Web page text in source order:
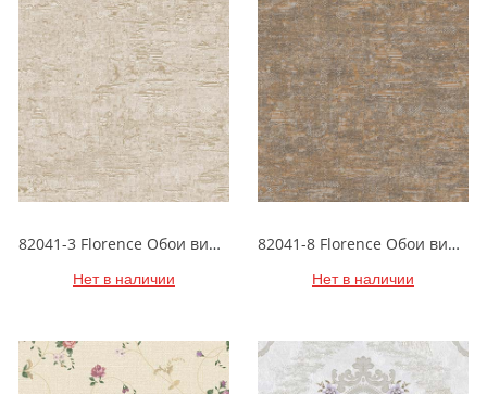
82041-3 Florence Обои виниловые на бумажной основе 1.06*15.6
Нет в наличии
82041-8 Florence Обои виниловые на бумажной основе 1.06*15.6
Нет в наличии